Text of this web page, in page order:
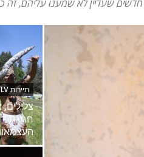
חדשים שעדיין לא שמענו עליהם, זה
תיירות TLV
חגיגת